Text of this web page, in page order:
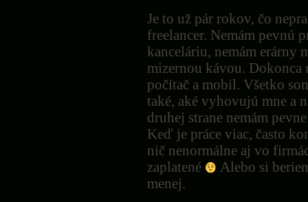
Je to už pár rokov, čo
freelancer. Nemám pevnú
kanceláriu, nemám erárny
mizernou kávou. Dokonca
počítač a mobil. Všetko
také, aké vyhovujú mne a
druhej strane nemám
Keď je práce viac, často
nič nenormálne aj vo
zaplatené
Alebo si
menej.